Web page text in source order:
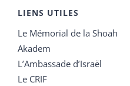
LIENS UTILES
Le Mémorial de la Shoah
Akadem
L’Ambassade d’Israël
Le CRIF